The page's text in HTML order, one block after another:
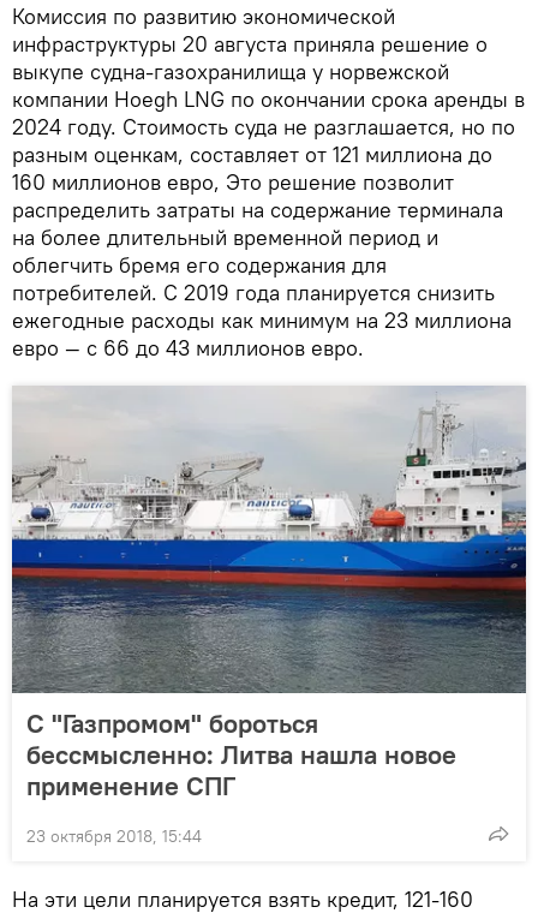
Комиссия по развитию экономической
инфраструктуры 20 августа приняла решение о
выкупе судна-газохранилища у норвежской
компании Hoegh LNG по окончании срока аренды в
2024 году. Стоимость суда не разглашается, но по
разным оценкам, составляет от 121 миллиона до
160 миллионов евро, Это решение позволит
распределить затраты на содержание терминала
на более длительный временной период и
облегчить бремя его содержания для
потребителей. С 2019 года планируется снизить
ежегодные расходы как минимум на 23 миллиона
евро — с 66 до 43 миллионов евро.
С "Газпромом" бороться
бессмысленно: Литва нашла новое
применение СПГ
23 октября 2018, 15:44
На эти цели планируется взять кредит, 121-160